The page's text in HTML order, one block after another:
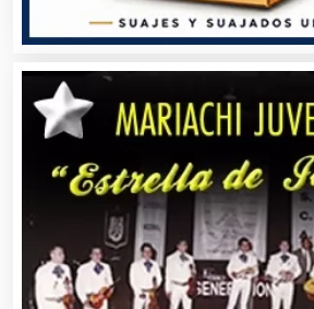
Albercas
Almacenaje